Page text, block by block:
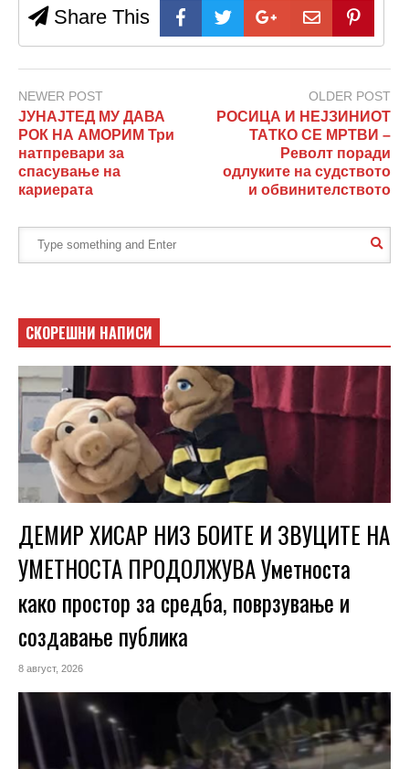
Share This
NEWER POST
ЈУНАЈТЕД МУ ДАВА
РОК НА АМОРИМ Три
натпревари за
спасување на
кариерата
OLDER POST
РОСИЦА И НЕЈЗИНИОТ
ТАTКО СЕ МРТВИ –
Револт поради
одлуките на судството
и обвинителството
СКОРЕШНИ НАПИСИ
ДЕМИР ХИСАР НИЗ БОИТЕ И ЗВУЦИТЕ НА
УМЕТНОСТА ПРОДОЛЖУВА Уметноста
како простор за средба, поврзување и
создавање публика
8 август, 2026